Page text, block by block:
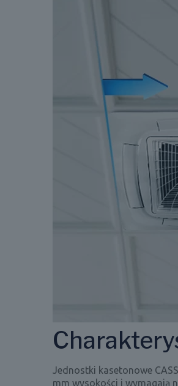
Jednostki kasetonowe
mm wysokości i wymagają